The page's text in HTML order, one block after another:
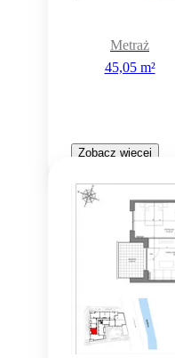
Metraż
45,05 m²
Zobacz więcej